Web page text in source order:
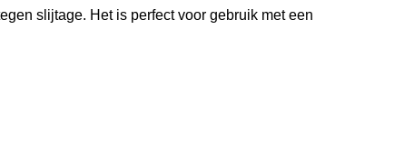
slijtage. Het is perfect voor gebruik met een